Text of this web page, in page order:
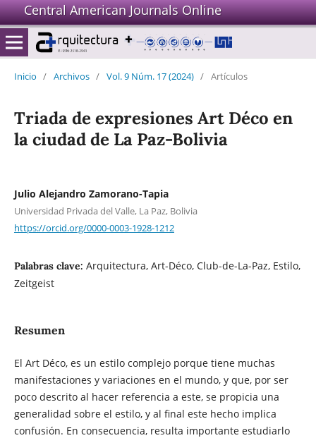
Central American Journals Online
Inicio / Archivos / Vol. 9 Núm. 17 (2024) / Artículos
Triada de expresiones Art Déco en
la ciudad de La Paz-Bolivia
Julio Alejandro Zamorano-Tapia
Universidad Privada del Valle, La Paz, Bolivia
https://orcid.org/0000-0003-1928-1212
Palabras clave: Arquitectura, Art-Déco, Club-de-La-Paz, Estilo,
Zeitgeist
Resumen
El Art Déco, es un estilo complejo porque tiene muchas
manifestaciones y variaciones en el mundo, y que, por ser
poco descrito al hacer referencia a este, se propicia una
generalidad sobre el estilo, y al final este hecho implica
confusión. En consecuencia, resulta importante estudiarlo